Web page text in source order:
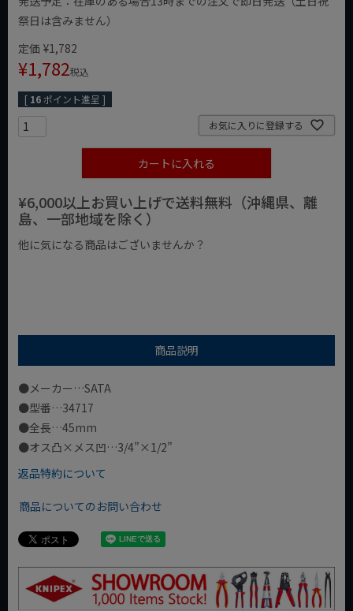
祭日は含みません）
定価 ¥1,782
¥1,782税込
[ 16ポイント進呈 ]
お気に入りに登録する
カートに入れる
¥6,000以上お買い上げで送料無料（沖縄県、離
島、一部地域を除く）
他に気になる商品はございませんか？
商品説明
●メーカー…SATA
●型番…34717
●全長…45mm
●オス凸×メス凹…3/4”×1/2”
返品特約について
商品についてのお問い合わせ